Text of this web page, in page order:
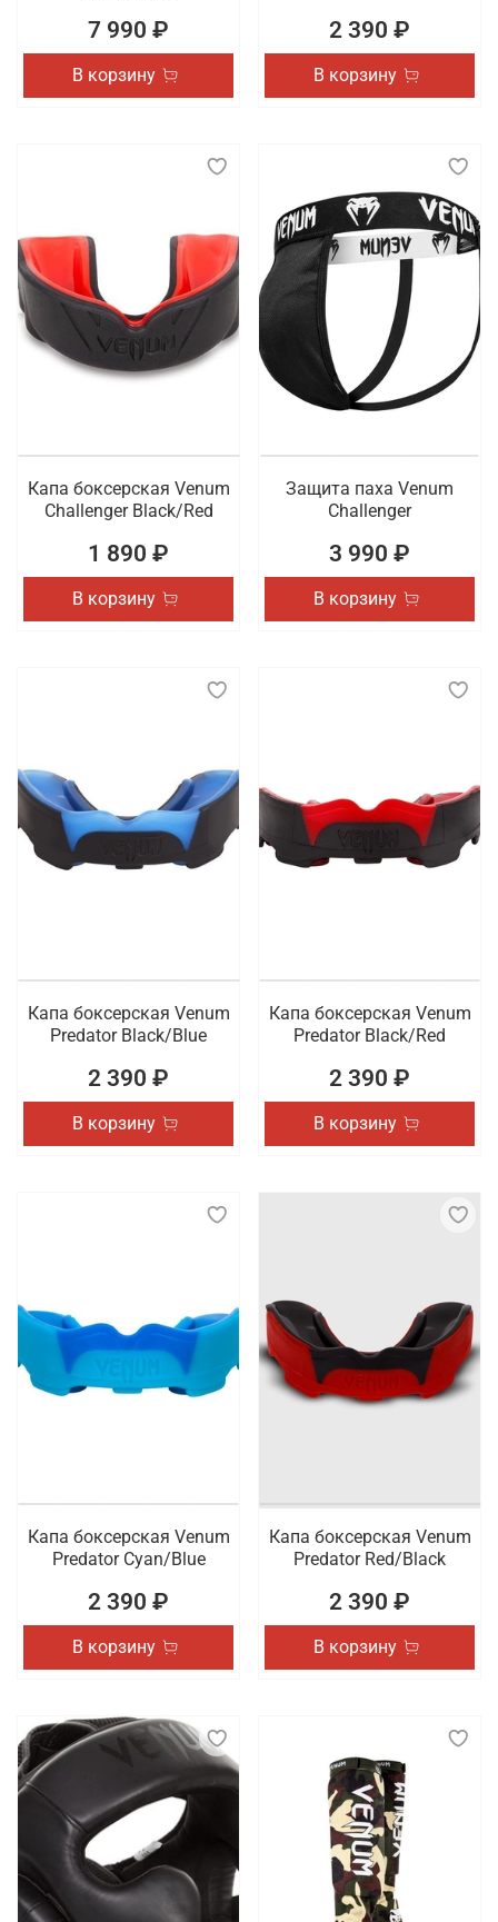
7 990 ₽
В корзину
2 390 ₽
В корзину
Капа боксерская Venum
Challenger Black/Red
1 890 ₽
В корзину
Защита паха Venum
Challenger
3 990 ₽
В корзину
Капа боксерская Venum
Predator Black/Blue
2 390 ₽
В корзину
Капа боксерская Venum
Predator Black/Red
2 390 ₽
В корзину
Капа боксерская Venum
Predator Cyan/Blue
2 390 ₽
В корзину
Капа боксерская Venum
Predator Red/Black
2 390 ₽
В корзину